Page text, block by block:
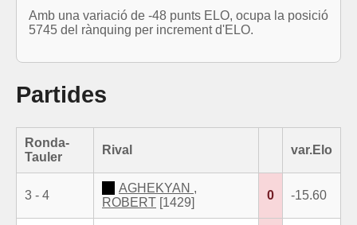
Amb una variació de -48 punts ELO, ocupa la posició
5745 del rànquing per increment d'ELO.
Partides
Ronda-
Tauler
Rival var.Elo
3 - 4
AGHEKYAN ,
ROBERT [1429]
0 -15.60